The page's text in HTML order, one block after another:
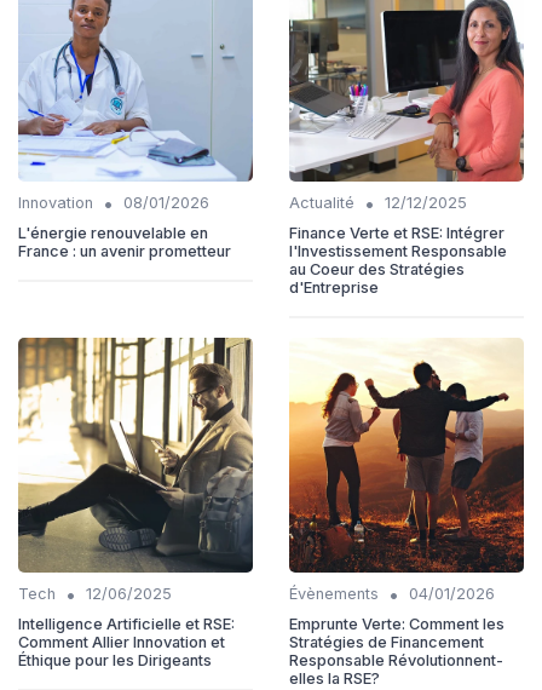
Innovation •
08/01/2026
L'énergie renouvelable en
France : un avenir prometteur
Actualité •
12/12/2025
Finance Verte et RSE: Intégrer
l'Investissement Responsable
au Coeur des Stratégies
d'Entreprise
Tech •
12/06/2025
Intelligence Artificielle et RSE:
Comment Allier Innovation et
Éthique pour les Dirigeants
Évènements •
04/01/2026
Emprunte Verte: Comment les
Stratégies de Financement
Responsable Révolutionnent-
elles la RSE?